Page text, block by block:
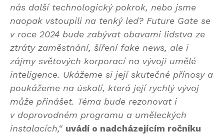
nás další technologický pokrok, nebo jsme
naopak vstoupili na tenký led? Future Gate se
v roce 2024 bude zabývat obavami lidstva ze
ztráty zaměstnání, šíření fake news, ale i
zájmy světových korporací na vývoji umělé
inteligence. Ukážeme si její skutečné přínosy a
poukážeme na úskalí, která její rychlý vývoj
může přinášet. Téma bude rezonovat i
v doprovodném programu a uměleckých
instalacích,“ uvádí o nadcházejícím ročníku